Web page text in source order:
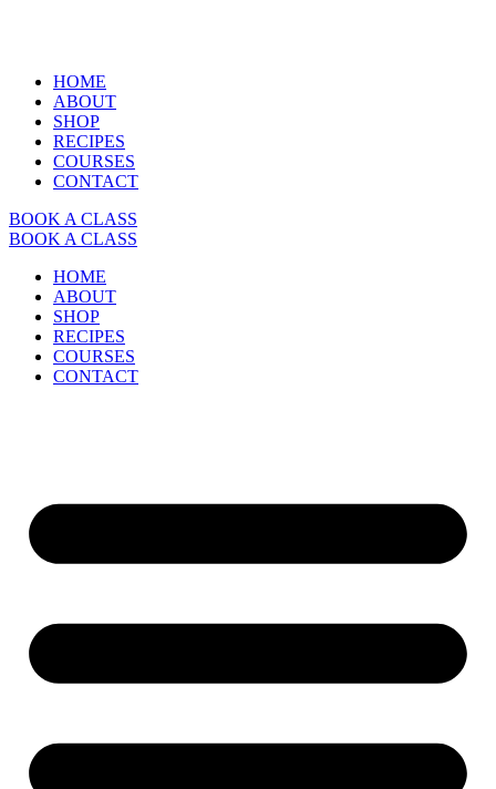
HOME
ABOUT
SHOP
RECIPES
COURSES
CONTACT
BOOK A CLASS
BOOK A CLASS
HOME
ABOUT
SHOP
RECIPES
COURSES
CONTACT